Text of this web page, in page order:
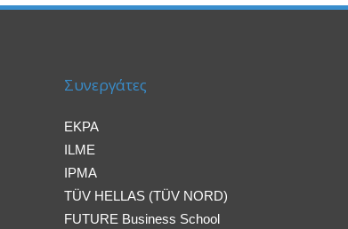
Συνεργάτες
EKPA
ILME
IPMA
TÜV HELLAS (TÜV NORD)
FUTURE Business School